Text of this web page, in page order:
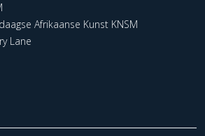
Afrikaanse Kunst KNSM
Lane